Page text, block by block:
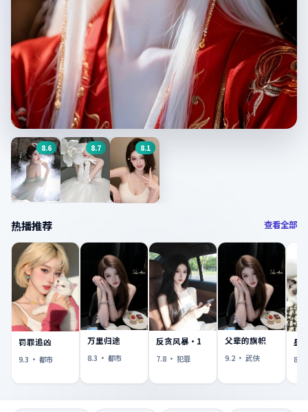
今日主推
使徒行者 第二季
7.0分 ·家庭·中国香港
8.6
别篇
8.7 8.1
热播推荐 查看全部
罚罪追凶
9.3 · 都市
万里归途
8.3 · 都市
反贪风暴·1
7.8 · 犯罪
父辈的旗帜
9.2 · 武侠
星
8.8